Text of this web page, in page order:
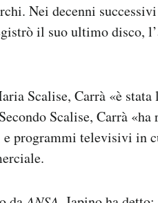
Nei decenni
il suo ultimo disco,
Scalise, Carrà «è stata
Scalise, Carrà
programmi televisivi in